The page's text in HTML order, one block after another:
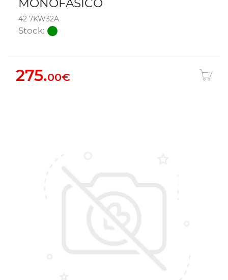
MONOFASICO
42 7KW32A
Stock:
275.00€